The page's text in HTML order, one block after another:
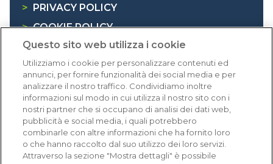
>
PRIVACY POLICY
> COOKIE POLICY
> INFORMATIVA RAEE
Dicono di noi
1.640 recensioni
Eccellente (4,8)
Acquisti verificati
Questo sito web utilizza i cookie
Utilizziamo i cookie per personalizzare contenuti ed
annunci, per fornire funzionalità dei social media e per
analizzare il nostro traffico. Condividiamo inoltre
informazioni sul modo in cui utilizza il nostro sito con i
nostri partner che si occupano di analisi dei dati web,
pubblicità e social media, i quali potrebbero
combinarle con altre informazioni che ha fornito loro
o che hanno raccolto dal suo utilizzo dei loro servizi.
Attraverso la sezione "Mostra dettagli" è possibile